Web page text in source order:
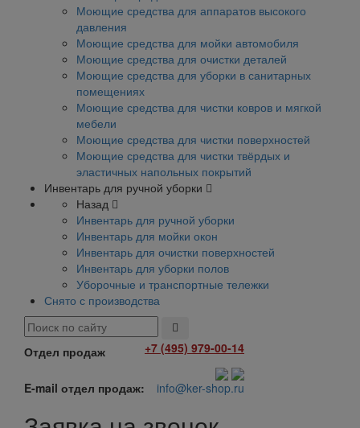
Моющие средства для аппаратов высокого
давления
Моющие средства для мойки автомобиля
Моющие средства для очистки деталей
Моющие средства для уборки в санитарных
помещениях
Моющие средства для чистки ковров и мягкой
мебели
Моющие средства для чистки поверхностей
Моющие средства для чистки твёрдых и
эластичных напольных покрытий
Инвентарь для ручной уборки
Назад
Инвентарь для ручной уборки
Инвентарь для мойки окон
Инвентарь для очистки поверхностей
Инвентарь для уборки полов
Уборочные и транспортные тележки
Снято с производства
Отдел продаж +7 (495) 979-00-14
E-mail отдел продаж: info@ker-shop.ru